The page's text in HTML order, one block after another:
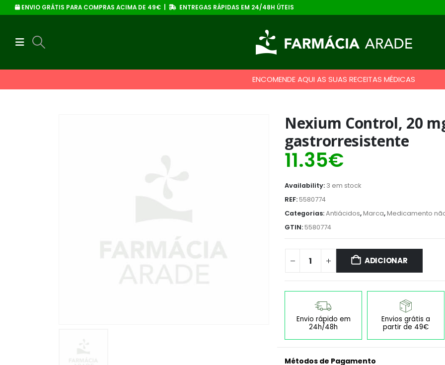
ENVIO GRÁTIS PARA COMPRAS ACIMA DE 49€ | ENTREGAS RÁPIDAS EM 24/48H ÚTEIS
ENCOMENDE AQUI AS SUAS RECEITAS MÉDICAS
Nexium Control, 20
gastrorresistente
11.35€
Availability: 3 em stock
REF:5580774
Categorias:Antiácidos,Marca,Medicamento
GTIN:5580774
ADICIONAR
Envio rápido em
24h/48h
Envios grátis a
partir de 49€
Métodos de Pagamento